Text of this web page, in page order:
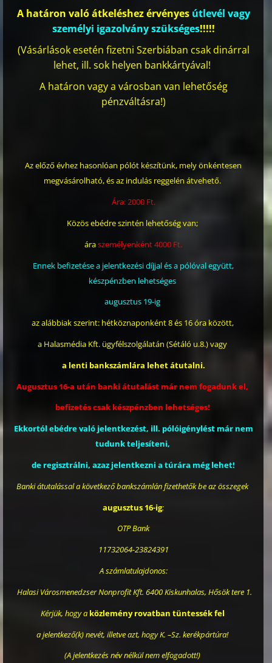
A határon való átkeléshez érvényesútlevél vagy
személyi igazolvány szükséges!!!!!
(Vásárlások esetén fizetni Szerbiában csak dinárral
lehet, ill. sok helyen bankkártyával!
A határon vagy a városban van lehetőség
pénzváltásra!)
Az előző évhez hasonlóan pólót készítünk, mely önkéntesen
megvásárolható, és az indulás reggelén átvehető.
Ára: 2000 Ft.
Közös ebédre szintén lehetőség van;
áraszemélyenként 4000 Ft.
Ennek befizetése a jelentkezési díjjal és a pólóval együtt,
készpénzben lehetséges
augusztus 19-ig
az alábbiak szerint: hétköznaponként 8 és 16 óra között,
a Halasmédia Kft. ügyfélszolgálatán (Sétáló u.8.) vagy
a lenti bankszámlára lehet átutalni.
Augusztus 16-a után banki átutalást már nem fogadunk el,
befizetés csak készpénzben lehetséges!
Ekkortól ebédre való jelentkezést, ill. pólóigénylést már nem
tudunk teljesíteni,
de regisztrálni, azaz jelentkezni a túrára még lehet!
Banki átutalással a következő bankszámlán fizethetők be az összegek
augusztus 16-ig:
OTP Bank
11732064-23824391
A számlatulajdonos:
Halasi Városmenedzser Nonprofit Kft. 6400 Kiskunhalas, Hősök tere 1.
Kérjük, hogy a közlemény rovatban tüntessék fel
a jelentkező(k) nevét, illetve azt, hogy K. –Sz. kerékpártúra!
(A jelentkezés név nélkül nem elfogadott!)